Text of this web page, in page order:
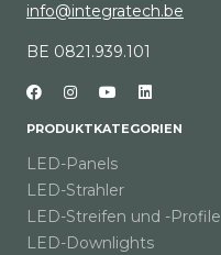
info@integratech.be
BE 0821.939.101
PRODUKTKATEGORIEN
LED-Panels
LED-Strahler
LED-Streifen und -Profile
LED-Downlights